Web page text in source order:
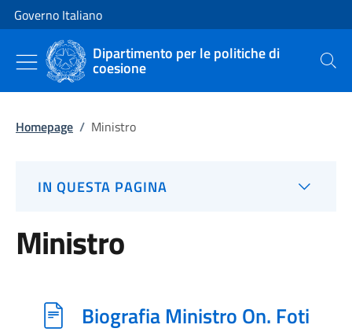
Vai al contenuto
Vai alla navigazione del sito
Governo Italiano
Dipartimento per le politiche di
coesione Cerca
Homepage / Ministro
IN QUESTA PAGINA
Ministro
Biografia Ministro On. Foti